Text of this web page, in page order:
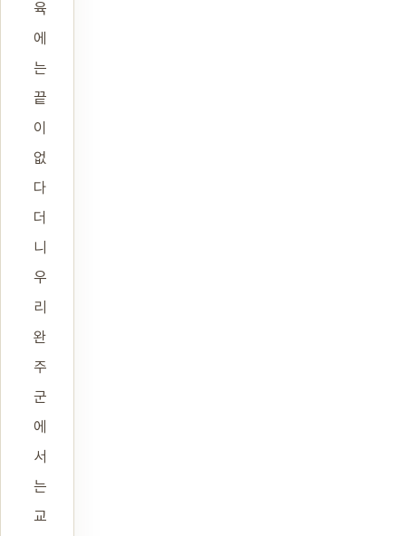
육
에
는
끝
이
없
다
더
니
우
리
완
주
군
에
서
는
교